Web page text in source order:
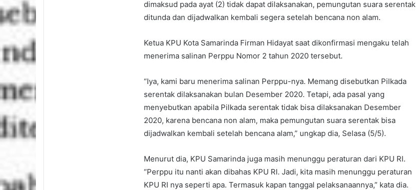
dimaksud pada ayat (2) tidak dapat dilaksanakan, pemungutan suara serentak
ditunda dan dijadwalkan kembali segera setelah bencana non alam.
Ketua KPU Kota Samarinda Firman Hidayat saat dikonfirmasi mengaku telah
menerima salinan Perppu Nomor 2 tahun 2020 tersebut.
“Iya, kami baru menerima salinan Perppu-nya. Memang disebutkan Pilkada
serentak dilaksanakan bulan Desember 2020. Tetapi, ada pasal yang
menyebutkan apabila Pilkada serentak tidak bisa dilaksanakan Desember
2020, karena bencana non alam, maka pemungutan suara serentak bisa
dijadwalkan kembali setelah bencana alam,” ungkap dia, Selasa (5/5).
Menurut dia, KPU Samarinda juga masih menunggu peraturan dari KPU RI.
“Perppu itu nanti akan dibahas KPU RI. Jadi, kita masih menunggu peraturan
KPU RI nya seperti apa. Termasuk kapan tanggal pelaksanaannya,” kata dia.